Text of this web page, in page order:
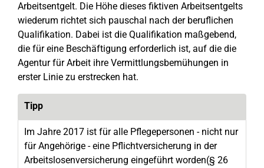
Arbeitsentgelt. Die Höhe dieses fiktiven Arbeitsentgelts
wiederum richtet sich pauschal nach der beruflichen
Qualifikation. Dabei ist die Qualifikation maßgebend,
die für eine Beschäftigung erforderlich ist, auf die die
Agentur für Arbeit ihre Vermittlungsbemühungen in
erster Linie zu erstrecken hat.
Tipp
Im Jahre 2017 ist für alle Pflegepersonen - nicht nur
für Angehörige - eine Pflichtversicherung in der
Arbeitslosenversicherung eingeführt worden(§ 26